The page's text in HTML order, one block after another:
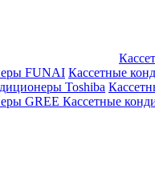
FUNAI Кассетные
Toshiba
GREE Кассетные